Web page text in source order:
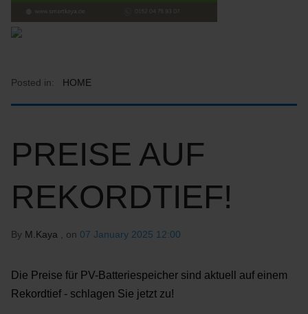
Posted in: HOME
PREISE AUF
REKORDTIEF!
By M.Kaya , on 07 January 2025 12:00
Die Preise für PV-Batteriespeicher sind aktuell auf einem
Rekordtief - schlagen Sie jetzt zu!